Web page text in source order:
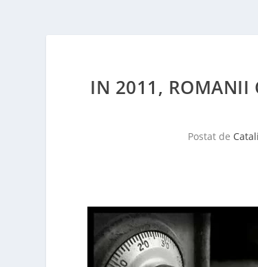
IN 2011, ROMANII
Postat de